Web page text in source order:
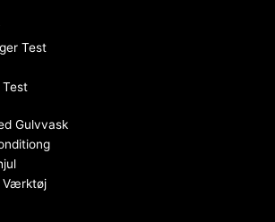
Test
Gulvvask
Værktøj